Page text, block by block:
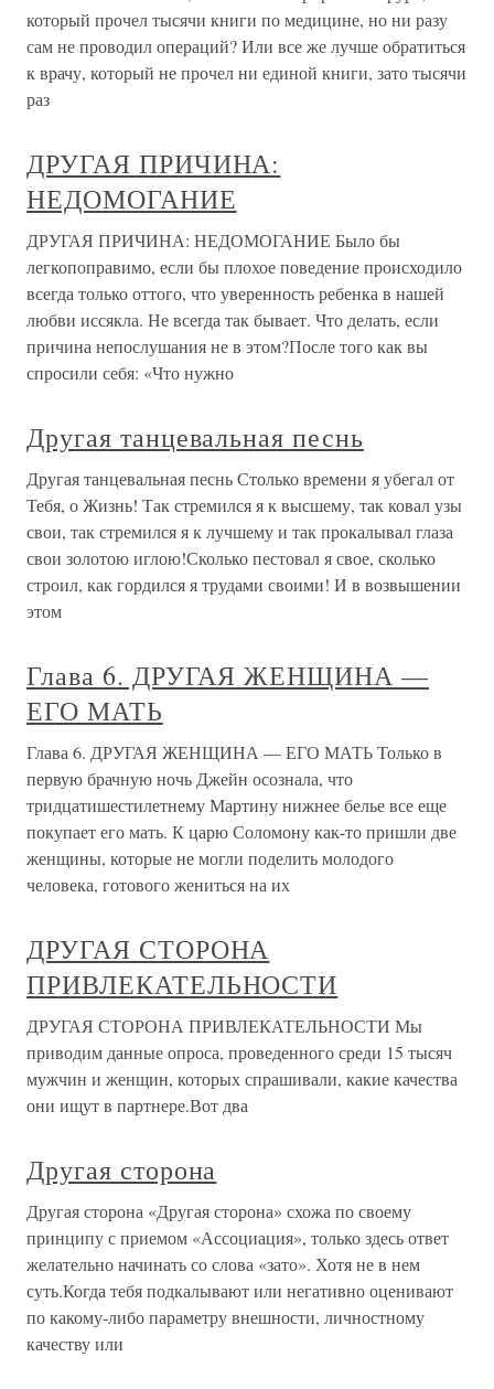
который прочел тысячи книги по медицине, но ни разу
сам не проводил операций? Или все же лучше обратиться
к врачу, который не прочел ни единой книги, зато тысячи
раз
ДРУГАЯ ПРИЧИНА:
НЕДОМОГАНИЕ
ДРУГАЯ ПРИЧИНА: НЕДОМОГАНИЕ Было бы
легкопоправимо, если бы плохое поведение происходило
всегда только оттого, что уверенность ребенка в нашей
любви иссякла. Не всегда так бывает. Что делать, если
причина непослушания не в этом?После того как вы
спросили себя: «Что нужно
Другая танцевальная песнь
Другая танцевальная песнь Столько времени я убегал от
Тебя, о Жизнь! Так стремился я к высшему, так ковал узы
свои, так стремился я к лучшему и так прокалывал глаза
свои золотою иглою!Сколько пестовал я свое, сколько
строил, как гордился я трудами своими! И в возвышении
этом
Глава 6. ДРУГАЯ ЖЕНЩИНА —
ЕГО МАТЬ
Глава 6. ДРУГАЯ ЖЕНЩИНА — ЕГО МАТЬ Только в
первую брачную ночь Джейн осознала, что
тридцатишестилетнему Мартину нижнее белье все еще
покупает его мать. К царю Соломону как-то пришли две
женщины, которые не могли поделить молодого
человека, готового жениться на их
ДРУГАЯ СТОРОНА
ПРИВЛЕКАТЕЛЬНОСТИ
ДРУГАЯ СТОРОНА ПРИВЛЕКАТЕЛЬНОСТИ Мы
приводим данные опроса, проведенного среди 15 тысяч
мужчин и женщин, которых спрашивали, какие качества
они ищут в партнере.Вот два
Другая сторона
Другая сторона «Другая сторона» схожа по своему
принципу с приемом «Ассоциация», только здесь ответ
желательно начинать со слова «зато». Хотя не в нем
суть.Когда тебя подкалывают или негативно оценивают
по какому-либо параметру внешности, личностному
качеству или